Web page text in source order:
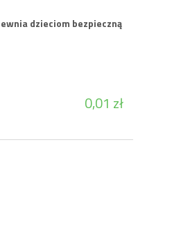
dzieciom bezpieczną
0,01 zł